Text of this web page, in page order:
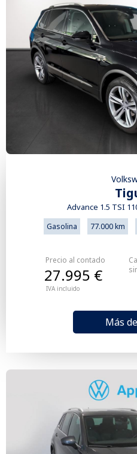
Advance 1.5 TSI
Gasolina 77.000 km
Precio al contado
IVA incluido
27.995 €
Más